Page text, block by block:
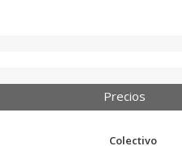
Precios
Colectivo